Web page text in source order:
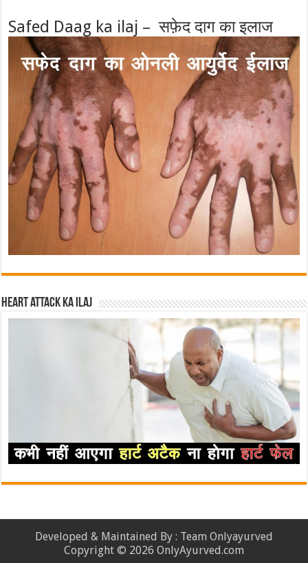
Safed Daag ka ilaj – सफ़ेद दाग का इलाज
Heart attack ka ilaj
Developed & Maintained By : Team Onlyayurved
Copyright © 2026 OnlyAyurved.com